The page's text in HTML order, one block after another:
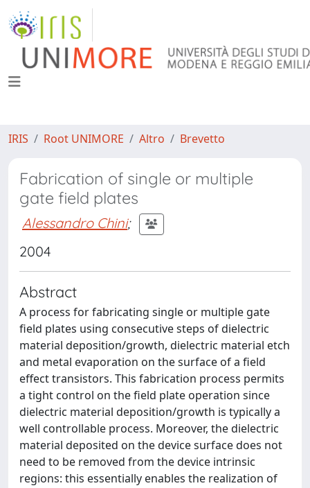
IRIS Root UNIMORE Altro Brevetto
Fabrication of single or multiple
gate field plates
Alessandro Chini;
2004
Abstract
A process for fabricating single or multiple gate
field plates using consecutive steps of dielectric
material deposition/growth, dielectric material etch
and metal evaporation on the surface of a field
effect transistors. This fabrication process permits
a tight control on the field plate operation since
dielectric material deposition/growth is typically a
well controllable process. Moreover, the dielectric
material deposited on the device surface does not
need to be removed from the device intrinsic
regions: this essentially enables the realization of